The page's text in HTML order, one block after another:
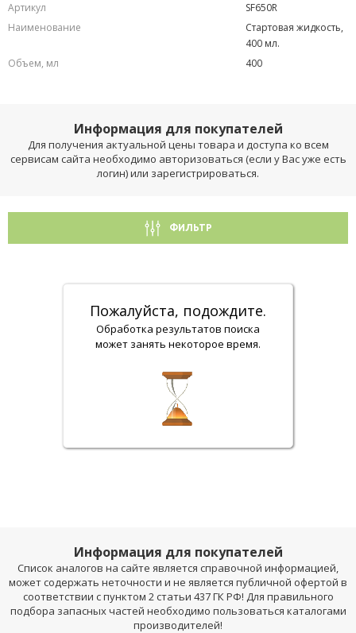
Артикул
SF650R
Наименование
Стартовая жидкость,
400 мл.
Объем, мл
400
Информация для покупателей
Для получения актуальной цены товара и доступа ко всем
сервисам сайта необходимо авторизоваться (если у Вас уже есть
логин) или зарегистрироваться.
ФИЛЬТР
Пожалуйста, подождите.
Обработка результатов поиска
может занять некоторое время.
Информация для покупателей
Список аналогов на сайте является справочной информацией,
может содержать неточности и не является публичной офертой в
соответствии с пунктом 2 статьи 437 ГК РФ! Для правильного
подбора запасных частей необходимо пользоваться каталогами
производителей!